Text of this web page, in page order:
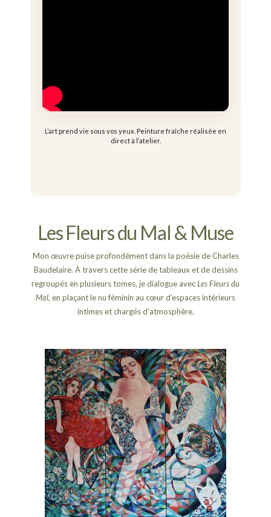
L’art prend vie sous vos yeux. Peinture fraîche réalisée en
direct à l’atelier.
Les Fleurs du Mal & Muse
Mon œuvre puise profondément dans la poésie de Charles
Baudelaire. À travers cette série de tableaux et de dessins
regroupés en plusieurs tomes, je dialogue avecLes Fleurs du
Mal, en plaçant le nu féminin au cœur d’espaces intérieurs
intimes et chargés d’atmosphère.